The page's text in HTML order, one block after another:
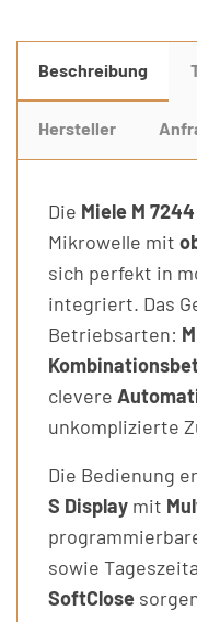
Beschreibung
Hersteller
Die Miele M 7244
Mikrowelle mit
sich perfekt in
integriert. Das
Betriebsarten:
clevere
unkomplizierte
Die Bedienung
S Display mit
sowie
SoftClose